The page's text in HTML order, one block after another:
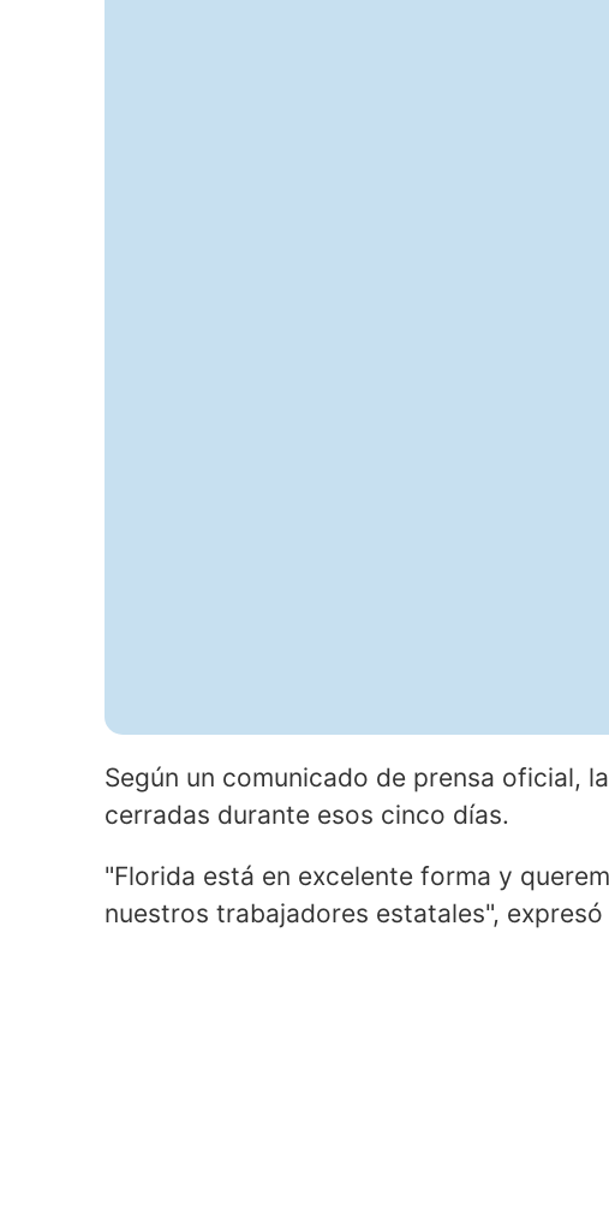
Según un comunicado de prensa oficial,
cerradas durante esos cinco días.
"Florida está en excelente forma y
nuestros trabajadores estatales",